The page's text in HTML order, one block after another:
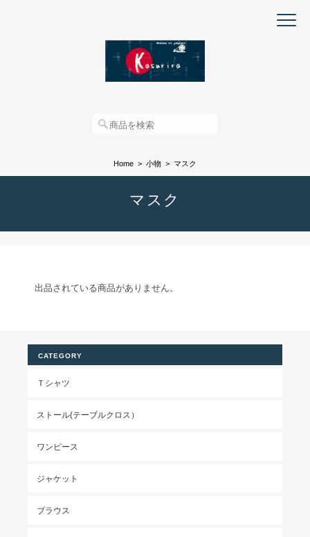
Home 小物 マスク
マスク
出品されている商品がありません。
CATEGORY
Ｔシャツ
ストール(テーブルクロス）
ワンピース
ジャケット
ブラウス